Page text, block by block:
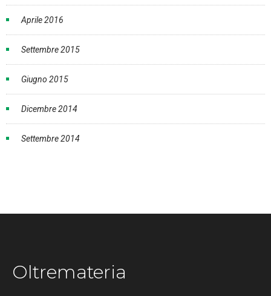
Aprile 2016
Settembre 2015
Giugno 2015
Dicembre 2014
Settembre 2014
Oltremateria